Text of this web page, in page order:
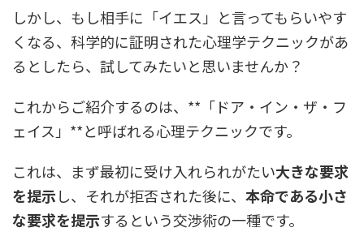
しかし、もし相手に「イエス」と言ってもらいやす
くなる、科学的に証明された心理学テクニックがあ
るとしたら、試してみたいと思いませんか？
これからご紹介するのは、**「ドア・イン・ザ・フ
ェイス」**と呼ばれる心理テクニックです。
これは、まず最初に受け入れられがたい大きな要求
を提示し、それが拒否された後に、 本命である小さ
な要求を提示するという交渉術の一種です。